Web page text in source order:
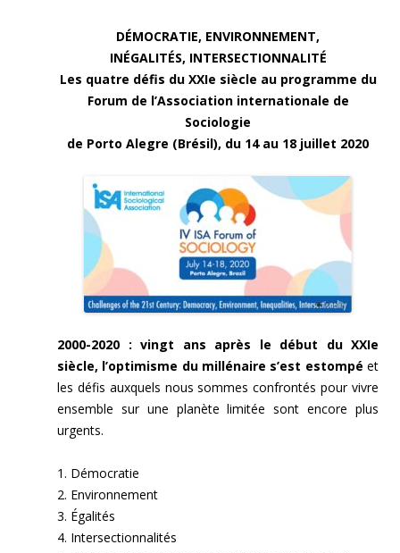
DÉMOCRATIE, ENVIRONNEMENT,
INÉGALITÉS, INTERSECTIONNALITÉ
Les quatre défis du XXIe siècle au programme du
Forum de l’Association internationale de
Sociologie
de Porto Alegre (Brésil), du 14 au 18 juillet 2020
2000-2020 : vingt ans après le début du XXIe
siècle, l’optimisme du millénaire s’est estompé et
les défis auxquels nous sommes confrontés pour vivre
ensemble sur une planète limitée sont encore plus
urgents.
1. Démocratie
2. Environnement
3. Égalités
4. Intersectionnalités